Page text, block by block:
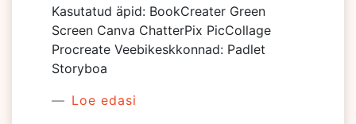
Kasutatud äpid: BookCreater Green
Screen Canva ChatterPix PicCollage
Procreate Veebikeskkonnad: Padlet
Storyboa
Loe edasi